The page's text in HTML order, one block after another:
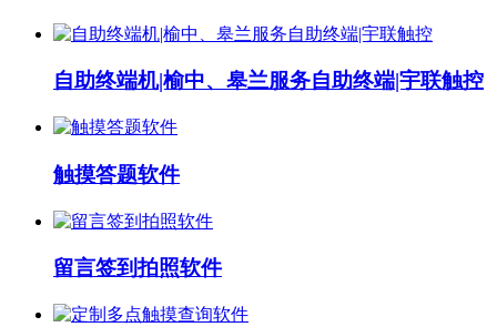
自助终端机|榆中、皋兰服务自助终端|宇联触控
触摸答题软件
留言签到拍照软件